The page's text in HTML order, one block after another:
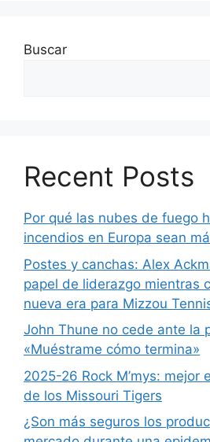
Buscar
Recent Posts
Por qué las nubes de fuego
incendios en Europa sean
Postes y canchas: Alex
papel de liderazgo mientras
nueva era para Mizzou
John Thune no cede ante la
«Muéstrame cómo termina»
2025-26 Rock M’mys: mejor
de los Missouri Tigers
¿Son más seguros los